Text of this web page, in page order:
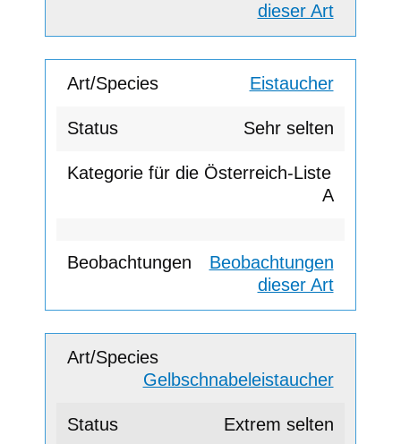
dieser Art
Eistaucher
Sehr selten
A
Beobachtungen
dieser Art
Gelbschnabeleistaucher
Extrem selten